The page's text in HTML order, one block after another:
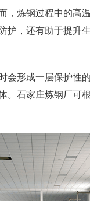
炼钢过程中的高
，还有助于提升
形成一层保护
石家庄炼钢厂可